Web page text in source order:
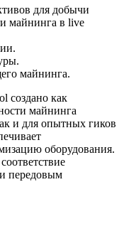
для добычи
майнинга в live
майнинга.
создано как
майнинга
и для опытных гиков
оборудования.
передовым